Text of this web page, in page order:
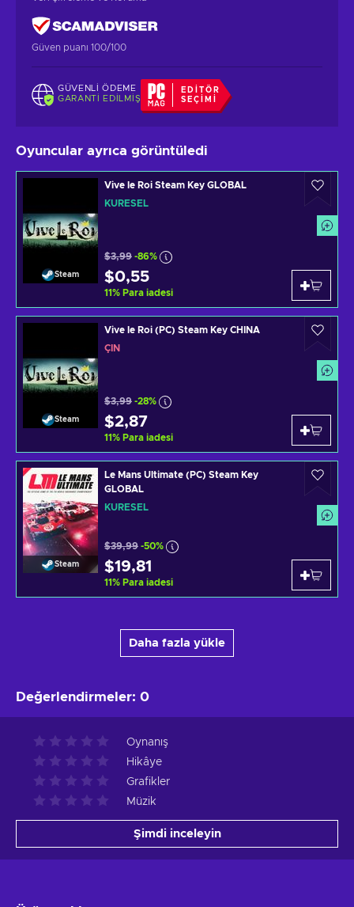
Güven puanı 100/100
GÜVENLI ÖDEME
GARANTI EDILMIŞ
EDITÖR
SEÇIMI
Oyuncular ayrıca görüntüledi
Steam
Vive le Roi Steam Key GLOBAL
KÜRESEL
$3,99 -86%
$0,55
11% Para iadesi
Steam
Vive le Roi (PC) Steam Key CHINA
ÇIN
$3,99 -28%
$2,87
11% Para iadesi
Steam
Le Mans Ultimate (PC) Steam Key
GLOBAL
KÜRESEL
$39,99 -50%
$19,81
11% Para iadesi
Daha fazla yükle
Değerlendirmeler: 0
Oynanış
Hikâye
Grafikler
Müzik
Şimdi inceleyin